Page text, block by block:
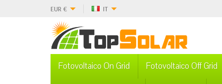
EUR € IT
Fotovoltaico On Grid Fotovoltaico Off Grid